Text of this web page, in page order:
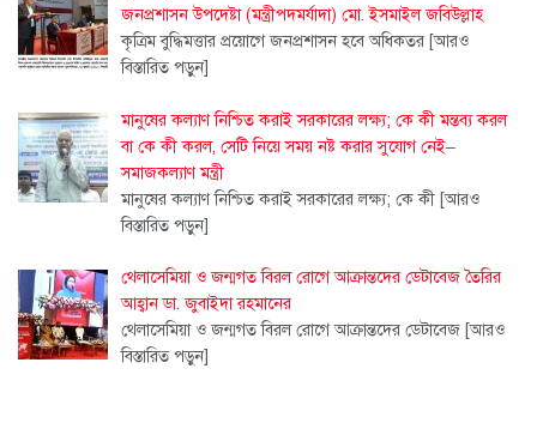
জনপ্রশাসন উপদেষ্টা (মন্ত্রীপদমর্যাদা) মো. ইসমাইল জবিউল্লাহ
কৃত্রিম বুদ্ধিমত্তার প্রয়োগে জনপ্রশাসন হবে অধিকতর [আরও
বিস্তারিত পড়ুন]
মানুষের কল্যাণ নিশ্চিত করাই সরকারের লক্ষ্য; কে কী মন্তব্য করল
বা কে কী করল, সেটি নিয়ে সময় নষ্ট করার সুযোগ নেই–
সমাজকল্যাণ মন্ত্রী
মানুষের কল্যাণ নিশ্চিত করাই সরকারের লক্ষ্য; কে কী [আরও
বিস্তারিত পড়ুন]
থেলাসেমিয়া ও জন্মগত বিরল রোগে আক্রান্তদের ডেটাবেজ তৈরির
আহ্বান ডা. জুবাইদা রহমানের
থেলাসেমিয়া ও জন্মগত বিরল রোগে আক্রান্তদের ডেটাবেজ [আরও
বিস্তারিত পড়ুন]